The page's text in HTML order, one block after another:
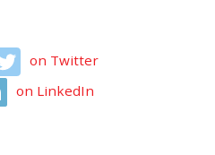
on Twitter
on LinkedIn